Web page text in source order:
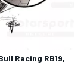
Racing RB19,